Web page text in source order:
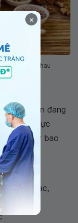
phẩm khác nhau
khi bạn đang
loại thực
trạng này bao
thịt lợn nạc,
×